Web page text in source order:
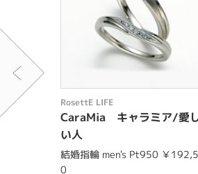
RosettE LIFE
CaraMia キャラミア/愛
い人
結婚指輪 men's Pt950 ￥
0